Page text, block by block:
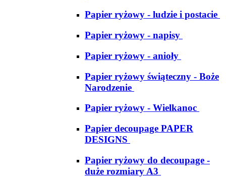
Papier ryżowy - ludzie i postacie
Papier ryżowy - napisy
Papier ryżowy - anioły
Papier ryżowy świąteczny - Boże
Narodzenie
Papier ryżowy - Wielkanoc
Papier decoupage PAPER
DESIGNS
Papier ryżowy do decoupage -
duże rozmiary A3